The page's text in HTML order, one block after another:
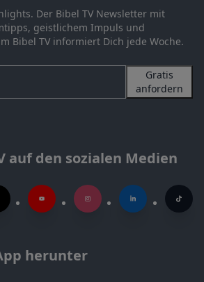
Der Bibel TV Newsletter mit
geistlichem Impuls und
Bibel TV informiert Dich jede Woche.
Gratis
anfordern
auf den sozialen Medien
herunter